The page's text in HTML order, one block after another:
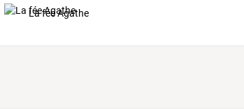
La fée Agathe